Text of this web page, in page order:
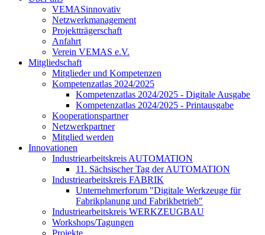
VEMASinnovativ
Netzwerkmanagement
Projektträgerschaft
Anfahrt
Verein VEMAS e.V.
Mitgliedschaft
Mitglieder und Kompetenzen
Kompetenzatlas 2024/2025
Kompetenzatlas 2024/2025 - Digitale Ausgabe
Kompetenzatlas 2024/2025 - Printausgabe
Kooperationspartner
Netzwerkpartner
Mitglied werden
Innovationen
Industriearbeitskreis AUTOMATION
11. Sächsischer Tag der AUTOMATION
Industriearbeitskreis FABRIK
Unternehmerforum "Digitale Werkzeuge für
Fabrikplanung und Fabrikbetrieb"
Industriearbeitskreis WERKZEUGBAU
Workshops/Tagungen
Projekte